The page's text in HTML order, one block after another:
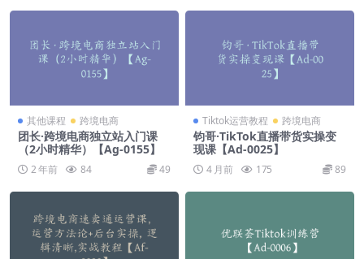
其他课程 跨境电商
团长·跨境电商独立站入门课
（2小时精华）【Ag-0155】
2 年前 84 49
Tiktok运营教程 跨境电商
钧哥·TikTok直播带货实操变
现课【Ad-0025】
4 月前 175 89